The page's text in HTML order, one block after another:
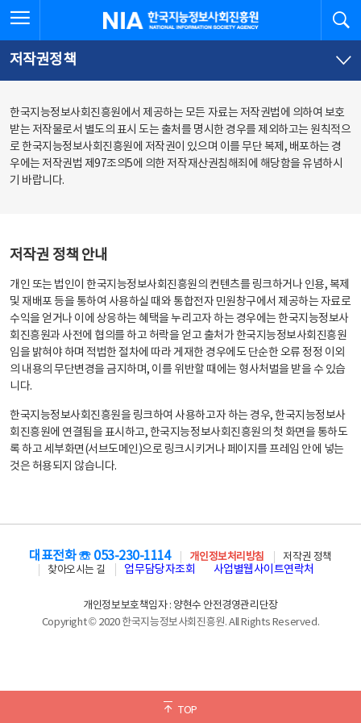
문
로
가
체
뉴
바
가
한국지능정보사회진흥원
저작권정책
한국지능정보사회진흥원에서 제공하는 모든 자료는 저작권법에 의하여 보호
받는 저작물로서 별도의 표시 도는 출처를 명시한 경우를 제외하고는 원칙적으
로 한국지능정보사회진흥원에 저작권이 있으며 이를 무단 복제, 배포하는 경
우에는 저작권법 제97조의5에 의한 저작재산권침해죄에 해당함을 유념하시
기 바랍니다.
저작권 정책 안내
개인 또는 법인이 한국지능정보사회진흥원의 컨텐츠를 링크하거나 인용, 복제
및 재배포 등을 통하여 사용하실 때와 통합전자 민원창구에서 제공하는 자료로
수익을 얻거나 이에 상응하는 혜택을 누리고자 하는 경우에는 한국지능정보사
회진흥원과 사전에 협의를 하고 허락을 얻고 출처가 한국지능정보사회진흥원
임을 밝혀야 하며 적법한 절차에 따라 게재한 경우에도 단순한 오류 정정 이외
의 내용의 무단변경을 금지하며, 이를 위반할 때에는 형사처벌을 받을 수 있습
니다.
한국지능정보사회진흥원을 링크하여 사용하고자 하는 경우, 한국지능정보사
회진흥원에 연결됨을 표시하고, 한국지능정보사회진흥원의 첫 화면을 통하도
록 하고 세부화면(서브도메인)으로 링크시키거나 페이지를 프레임 안에 넣는
것은 허용되지 않습니다.
TOP
대표전화 ☏ 053-230-1114 개인정보처리방침
저작권 정책
찾아오시는 길
업무담당자조회 사업별웹사이트연락처
개인정보보호책임자 : 양현수 안전경영관리단장
Copyright © 2020 한국지능정보사회진흥원. All Rights Reserved.